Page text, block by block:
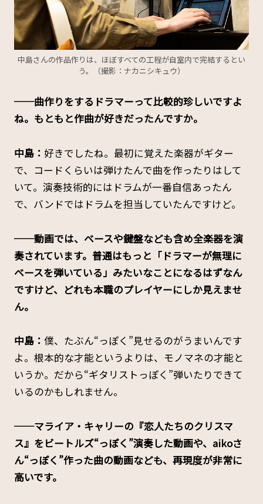
中島さんの作品作りは、ほぼすべての工程が自室内で完結するとい
う。（撮影：ナカニシキュウ）
──曲作りをするドラマーって比較的珍しいですよ
ね。もともと作曲が好きだったんですか。
中島： 好きでしたね。最初に覚えた楽器がギター
で、コードくらいは弾けたんで曲を作ったりはして
いて。演奏技術的にはドラムが一番自信あったん
で、バンドではドラムを担当していたんですけど。
──動画では、ベースや鍵盤なども含め全楽器を演
奏されています。普通はもっと「ドラマーが無理に
ベースを弾いている」みたいなことになるはずなん
ですけど、どれも本職のプレイヤーにしか見えませ
ん。
中島： 僕、たぶん“っぽく”見せるのがうまいんです
よ。根本的な才能というよりは、モノマネの才能と
いうか。だから“ギタリストっぽく”弾いたりできて
いるのかもしれません。
──マライア・キャリーの『恋人たちのクリスマ
ス』をビートルズ“っぽく”演奏した動画や、aikoさ
ん“っぽく”作った曲の動画なども、再現度が非常に
高いです。